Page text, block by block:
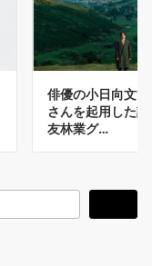
俳優の小日向文
さんを起用した
友林業グ…